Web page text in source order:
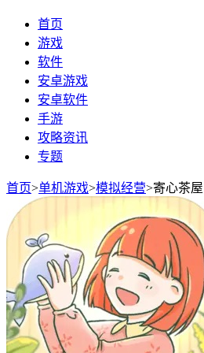
首页
游戏
软件
安卓游戏
安卓软件
手游
攻略资讯
专题
首页>单机游戏>模拟经营>寄心茶屋